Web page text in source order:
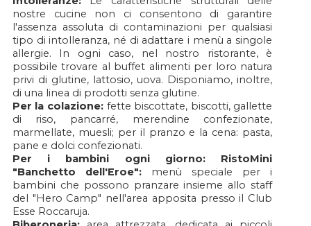
nostre cucine non ci consentono di garantire
l'assenza assoluta di contaminazioni per qualsiasi
tipo di intolleranza, né di adattare i menù a singole
allergie. In ogni caso, nel nostro ristorante, è
possibile trovare al buffet alimenti per loro natura
privi di glutine, lattosio, uova. Disponiamo, inoltre,
di una linea di prodotti senza glutine.
Per la colazione:fette biscottate, biscotti, gallette
di riso, pancarré, merendine confezionate,
marmellate, muesli; per il pranzo e la cena: pasta,
pane e dolci confezionati.
Per i bambini ogni giorno: RistoMini
"Banchetto dell'Eroe":menù speciale per i
bambini che possono pranzare insieme allo staff
del "Hero Camp" nell'area apposita presso il Club
Esse Roccaruja.